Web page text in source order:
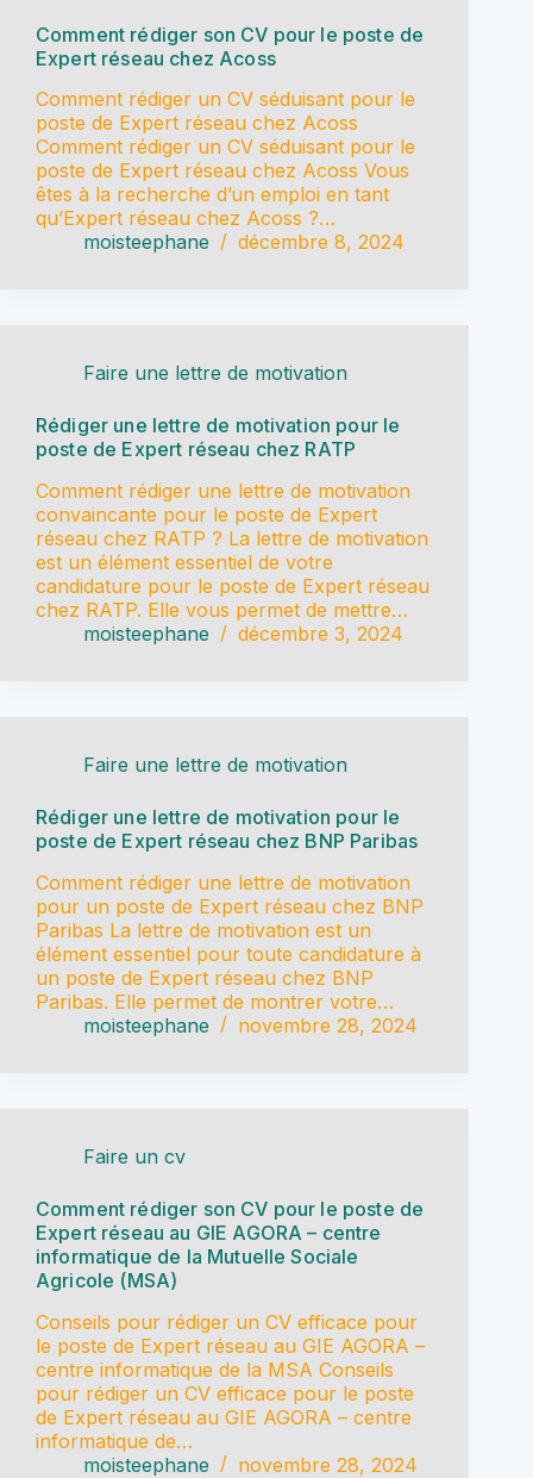
Comment rédiger son CV pour le poste de
Expert réseau chez Acoss
Comment rédiger un CV séduisant pour le
poste de Expert réseau chez Acoss
Comment rédiger un CV séduisant pour le
poste de Expert réseau chez Acoss Vous
êtes à la recherche d’un emploi en tant
qu’Expert réseau chez Acoss ?…
moisteephane
décembre 8, 2024
Faire une lettre de motivation
Rédiger une lettre de motivation pour le
poste de Expert réseau chez RATP
Comment rédiger une lettre de motivation
convaincante pour le poste de Expert
réseau chez RATP ? La lettre de motivation
est un élément essentiel de votre
candidature pour le poste de Expert réseau
chez RATP. Elle vous permet de mettre…
moisteephane
décembre 3, 2024
Faire une lettre de motivation
Rédiger une lettre de motivation pour le
poste de Expert réseau chez BNP Paribas
Comment rédiger une lettre de motivation
pour un poste de Expert réseau chez BNP
Paribas La lettre de motivation est un
élément essentiel pour toute candidature à
un poste de Expert réseau chez BNP
Paribas. Elle permet de montrer votre…
moisteephane
novembre 28, 2024
Faire un cv
Comment rédiger son CV pour le poste de
Expert réseau au GIE AGORA – centre
informatique de la Mutuelle Sociale
Agricole (MSA)
Conseils pour rédiger un CV efficace pour
le poste de Expert réseau au GIE AGORA –
centre informatique de la MSA Conseils
pour rédiger un CV efficace pour le poste
de Expert réseau au GIE AGORA – centre
informatique de…
moisteephane
novembre 28, 2024